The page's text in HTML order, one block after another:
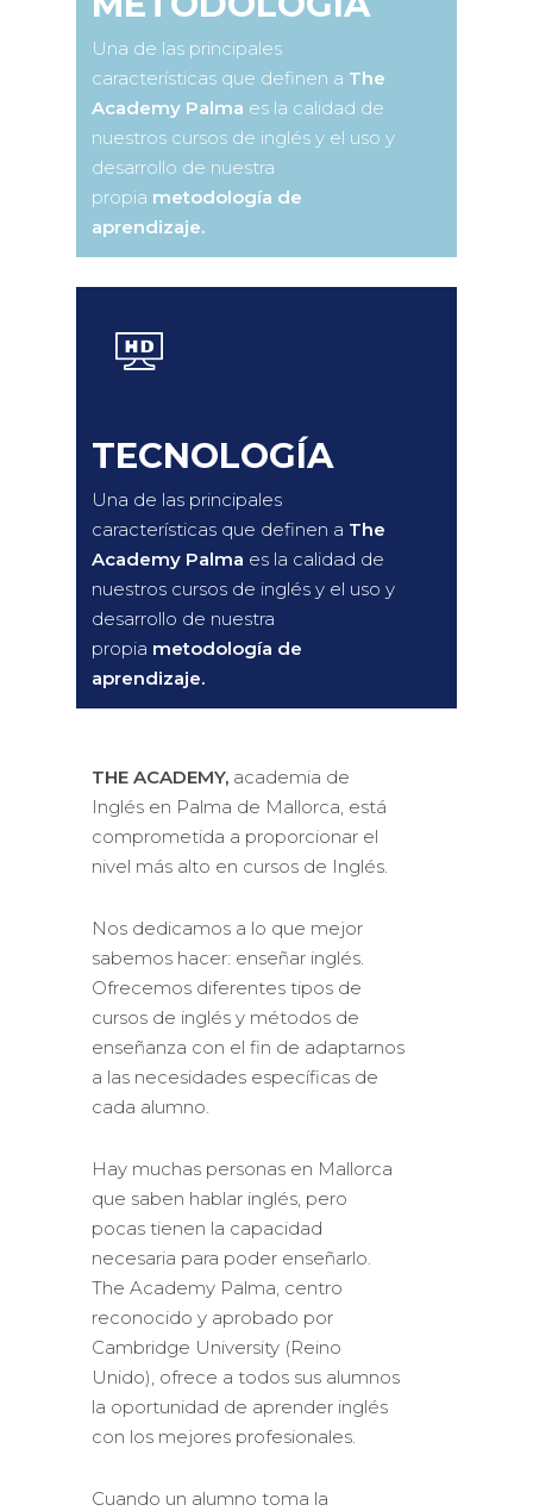
Una de las principales
características que definen a The
Academy Palma es la calidad de
nuestros cursos de inglés y el uso y
desarrollo de nuestra
propia metodología de
aprendizaje.
TECNOLOGÍA
Una de las principales
características que definen a The
Academy Palma es la calidad de
nuestros cursos de inglés y el uso y
desarrollo de nuestra
propia metodología de
aprendizaje.
THE ACADEMY, academia de
Inglés en Palma de Mallorca, está
comprometida a proporcionar el
nivel más alto en cursos de Inglés.
Nos dedicamos a lo que mejor
sabemos hacer: enseñar inglés.
Ofrecemos diferentes tipos de
cursos de inglés y métodos de
enseñanza con el fin de adaptarnos
a las necesidades específicas de
cada alumno.
Hay muchas personas en Mallorca
que saben hablar inglés, pero
pocas tienen la capacidad
necesaria para poder enseñarlo.
The Academy Palma, centro
reconocido y aprobado por
Cambridge University (Reino
Unido), ofrece a todos sus alumnos
la oportunidad de aprender inglés
con los mejores profesionales.
Cuando un alumno toma la